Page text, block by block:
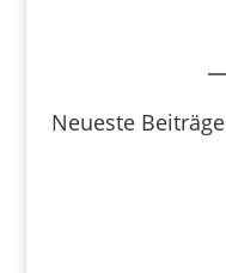
Neueste Beiträge